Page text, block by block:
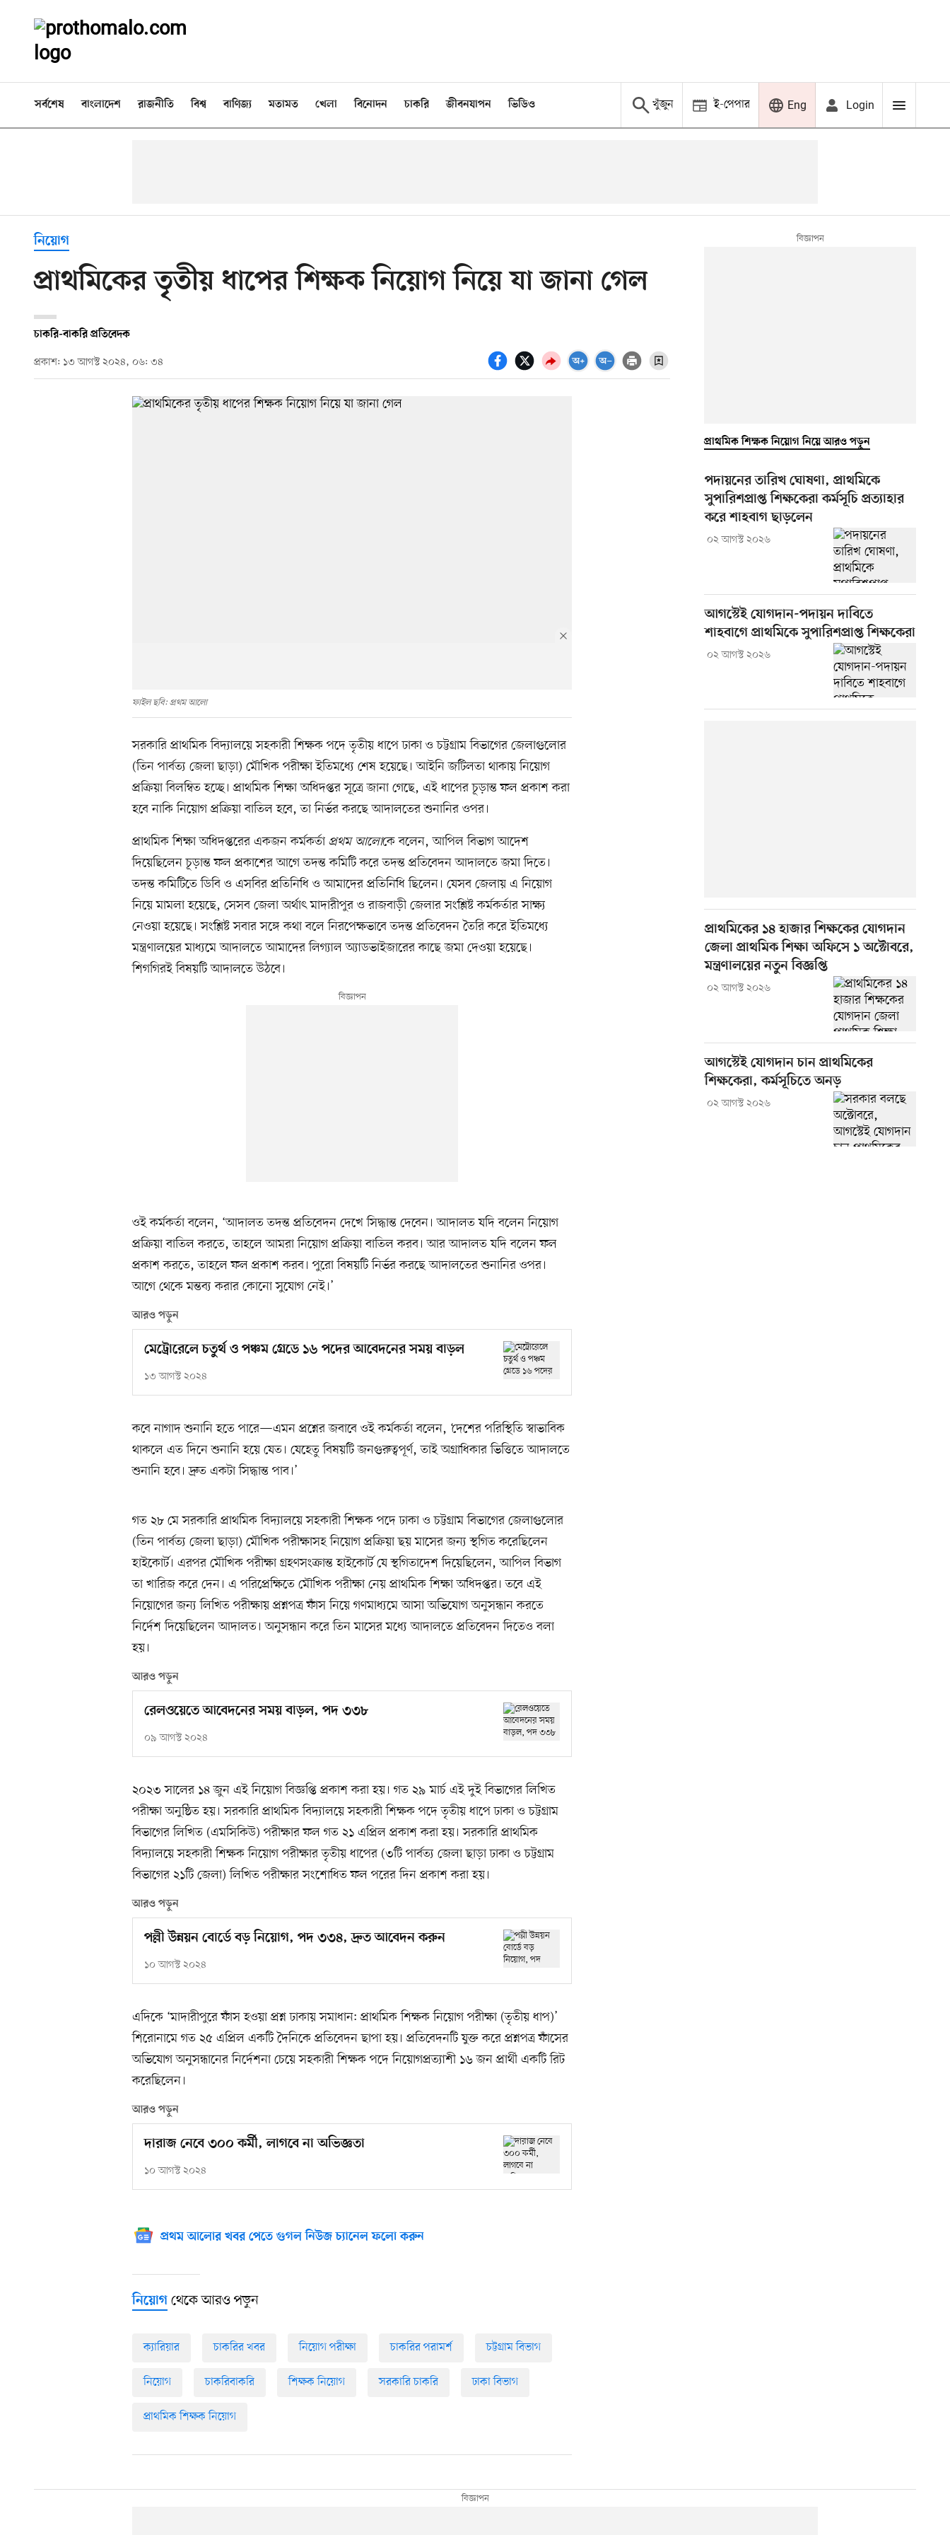
সর্বশেষ বাংলাদেশ রাজনীতি বিশ্ব বাণিজ্য মতামত খেলা বিনোদন চাকরি জীবনযাপন ভিডিও খুঁজুন ই-পেপার Eng Login
নিয়োগ
প্রাথমিকের তৃতীয় ধাপের শিক্ষক নিয়োগ নিয়ে যা জানা গেল
চাকরি-বাকরি প্রতিবেদক
প্রকাশ: ১৩ আগস্ট ২০২৪, ০৬: ৩৪
ফাইল ছবি: প্রথম আলো
সরকারি প্রাথমিক বিদ্যালয়ে সহকারী শিক্ষক পদে তৃতীয় ধাপে ঢাকা ও চট্টগ্রাম বিভাগের জেলাগুলোর
(তিন পার্বত্য জেলা ছাড়া) মৌখিক পরীক্ষা ইতিমধ্যে শেষ হয়েছে। আইনি জটিলতা থাকায় নিয়োগ
প্রক্রিয়া বিলম্বিত হচ্ছে। প্রাথমিক শিক্ষা অধিদপ্তর সূত্রে জানা গেছে, এই ধাপের চূড়ান্ত ফল প্রকাশ করা
হবে নাকি নিয়োগ প্রক্রিয়া বাতিল হবে, তা নির্ভর করছে আদালতের শুনানির ওপর।
প্রাথমিক শিক্ষা অধিদপ্তরের একজন কর্মকর্তা প্রথম আলোকে বলেন, আপিল বিভাগ আদেশ
দিয়েছিলেন চূড়ান্ত ফল প্রকাশের আগে তদন্ত কমিটি করে তদন্ত প্রতিবেদন আদালতে জমা দিতে।
তদন্ত কমিটিতে ডিবি ও এসবির প্রতিনিধি ও আমাদের প্রতিনিধি ছিলেন। যেসব জেলায় এ নিয়োগ
নিয়ে মামলা হয়েছে, সেসব জেলা অর্থাৎ মাদারীপুর ও রাজবাড়ী জেলার সংশ্লিষ্ট কর্মকর্তার সাক্ষ্য
নেওয়া হয়েছে। সংশ্লিষ্ট সবার সঙ্গে কথা বলে নিরপেক্ষভাবে তদন্ত প্রতিবেদন তৈরি করে ইতিমধ্যে
মন্ত্রণালয়ের মাধ্যমে আদালতে আমাদের লিগ্যাল অ্যাডভাইজারের কাছে জমা দেওয়া হয়েছে।
শিগগিরই বিষয়টি আদালতে উঠবে।
ওই কর্মকর্তা বলেন, ‘আদালত তদন্ত প্রতিবেদন দেখে সিদ্ধান্ত দেবেন। আদালত যদি বলেন নিয়োগ
প্রক্রিয়া বাতিল করতে, তাহলে আমরা নিয়োগ প্রক্রিয়া বাতিল করব। আর আদালত যদি বলেন ফল
প্রকাশ করতে, তাহলে ফল প্রকাশ করব। পুরো বিষয়টি নির্ভর করছে আদালতের শুনানির ওপর।
আগে থেকে মন্তব্য করার কোনো সুযোগ নেই।’
আরও পড়ুন
মেট্রোরেলে চতুর্থ ও পঞ্চম গ্রেডে ১৬ পদের আবেদনের সময় বাড়ল
১৩ আগস্ট ২০২৪
কবে নাগাদ শুনানি হতে পারে—এমন প্রশ্নের জবাবে ওই কর্মকর্তা বলেন, ‘দেশের পরিস্থিতি স্বাভাবিক
থাকলে এত দিনে শুনানি হয়ে যেত। যেহেতু বিষয়টি জনগুরুত্বপূর্ণ, তাই অগ্রাধিকার ভিত্তিতে আদালতে
শুনানি হবে। দ্রুত একটা সিদ্ধান্ত পাব।’
গত ২৮ মে সরকারি প্রাথমিক বিদ্যালয়ে সহকারী শিক্ষক পদে ঢাকা ও চট্টগ্রাম বিভাগের জেলাগুলোর
(তিন পার্বত্য জেলা ছাড়া) মৌখিক পরীক্ষাসহ নিয়োগ প্রক্রিয়া ছয় মাসের জন্য স্থগিত করেছিলেন
হাইকোর্ট। এরপর মৌখিক পরীক্ষা গ্রহণসংক্রান্ত হাইকোর্ট যে স্থগিতাদেশ দিয়েছিলেন, আপিল বিভাগ
তা খারিজ করে দেন। এ পরিপ্রেক্ষিতে মৌখিক পরীক্ষা নেয় প্রাথমিক শিক্ষা অধিদপ্তর। তবে এই
নিয়োগের জন্য লিখিত পরীক্ষায় প্রশ্নপত্র ফাঁস নিয়ে গণমাধ্যমে আসা অভিযোগ অনুসন্ধান করতে
নির্দেশ দিয়েছিলেন আদালত। অনুসন্ধান করে তিন মাসের মধ্যে আদালতে প্রতিবেদন দিতেও বলা
হয়।
আরও পড়ুন
রেলওয়েতে আবেদনের সময় বাড়ল, পদ ৩৩৮
০৯ আগস্ট ২০২৪
২০২৩ সালের ১৪ জুন এই নিয়োগ বিজ্ঞপ্তি প্রকাশ করা হয়। গত ২৯ মার্চ এই দুই বিভাগের লিখিত
পরীক্ষা অনুষ্ঠিত হয়। সরকারি প্রাথমিক বিদ্যালয়ে সহকারী শিক্ষক পদে তৃতীয় ধাপে ঢাকা ও চট্টগ্রাম
বিভাগের লিখিত (এমসিকিউ) পরীক্ষার ফল গত ২১ এপ্রিল প্রকাশ করা হয়। সরকারি প্রাথমিক
বিদ্যালয়ে সহকারী শিক্ষক নিয়োগ পরীক্ষার তৃতীয় ধাপের (৩টি পার্বত্য জেলা ছাড়া ঢাকা ও চট্টগ্রাম
বিভাগের ২১টি জেলা) লিখিত পরীক্ষার সংশোধিত ফল পরের দিন প্রকাশ করা হয়।
আরও পড়ুন
পল্লী উন্নয়ন বোর্ডে বড় নিয়োগ, পদ ৩৩৪, দ্রুত আবেদন করুন
১০ আগস্ট ২০২৪
এদিকে ‘মাদারীপুরে ফাঁস হওয়া প্রশ্ন ঢাকায় সমাধান: প্রাথমিক শিক্ষক নিয়োগ পরীক্ষা (তৃতীয় ধাপ)’
শিরোনামে গত ২৫ এপ্রিল একটি দৈনিকে প্রতিবেদন ছাপা হয়। প্রতিবেদনটি যুক্ত করে প্রশ্নপত্র ফাঁসের
অভিযোগ অনুসন্ধানের নির্দেশনা চেয়ে সহকারী শিক্ষক পদে নিয়োগপ্রত্যাশী ১৬ জন প্রার্থী একটি রিট
করেছিলেন।
আরও পড়ুন
দারাজ নেবে ৩০০ কর্মী, লাগবে না অভিজ্ঞতা
১০ আগস্ট ২০২৪
প্রথম আলোর খবর পেতে গুগল নিউজ চ্যানেল ফলো করুন
নিয়োগ থেকে আরও পড়ুন
ক্যারিয়ার চাকরির খবর নিয়োগ পরীক্ষা চাকরির পরামর্শ চট্টগ্রাম বিভাগ
নিয়োগ চাকরিবাকরি শিক্ষক নিয়োগ সরকারি চাকরি ঢাকা বিভাগ
প্রাথমিক শিক্ষক নিয়োগ
প্রাথমিক শিক্ষক নিয়োগ নিয়ে আরও পড়ুন
পদায়নের তারিখ ঘোষণা, প্রাথমিকে
সুপারিশপ্রাপ্ত শিক্ষকেরা কর্মসূচি প্রত্যাহার
করে শাহবাগ ছাড়লেন
০২ আগস্ট ২০২৬
আগস্টেই যোগদান-পদায়ন দাবিতে
শাহবাগে প্রাথমিকে সুপারিশপ্রাপ্ত শিক্ষকেরা
০২ আগস্ট ২০২৬
প্রাথমিকের ১৪ হাজার শিক্ষকের যোগদান
জেলা প্রাথমিক শিক্ষা অফিসে ১ অক্টোবরে,
মন্ত্রণালয়ের নতুন বিজ্ঞপ্তি
০২ আগস্ট ২০২৬
আগস্টেই যোগদান চান প্রাথমিকের
শিক্ষকেরা, কর্মসূচিতে অনড়
০২ আগস্ট ২০২৬